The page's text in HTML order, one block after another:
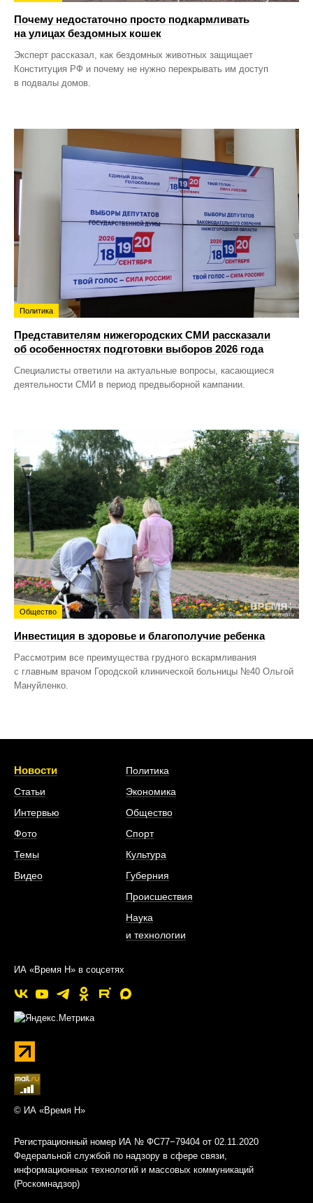
Почему недостаточно просто подкармливать
на улицах бездомных кошек
Эксперт рассказал, как бездомных животных защищает
Конституция РФ и почему не нужно перекрывать им доступ
в подвалы домов.
Политика
Представителям нижегородских СМИ рассказали
об особенностях подготовки выборов 2026 года
Специалисты ответили на актуальные вопросы, касающиеся
деятельности СМИ в период предвыборной кампании.
Общество
Инвестиция в здоровье и благополучие ребенка
Рассмотрим все преимущества грудного вскармливания
с главным врачом Городской клинической больницы №40 Ольгой
Мануйленко.
Новости
Статьи
Интервью
Фото
Темы
Видео
Политика
Экономика
Общество
Спорт
Культура
Губерния
Происшествия
Наука
и технологии
ИА «Время Н» в соцсетях
© ИА «Время Н»
Регистрационный номер ИА № ФС77−79404 от 02.11.2020
Федеральной службой по надзору в сфере связи,
информационных технологий и массовых коммуникаций
(Роскомнадзор)